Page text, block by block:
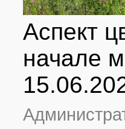
Аспект
начале